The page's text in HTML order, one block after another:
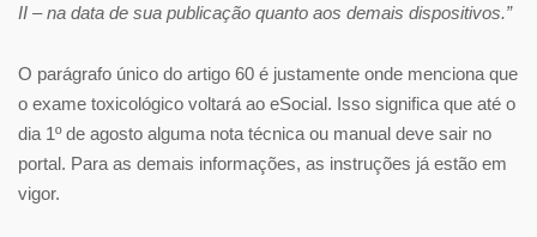
II – na data de sua publicação quanto aos demais dispositivos.”
O parágrafo único do artigo 60 é justamente onde menciona que
o exame toxicológico voltará ao eSocial. Isso significa que até o
dia 1º de agosto alguma nota técnica ou manual deve sair no
portal. Para as demais informações, as instruções já estão em
vigor.